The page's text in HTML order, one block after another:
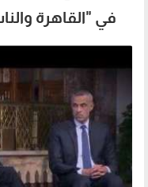
في "القاهرة